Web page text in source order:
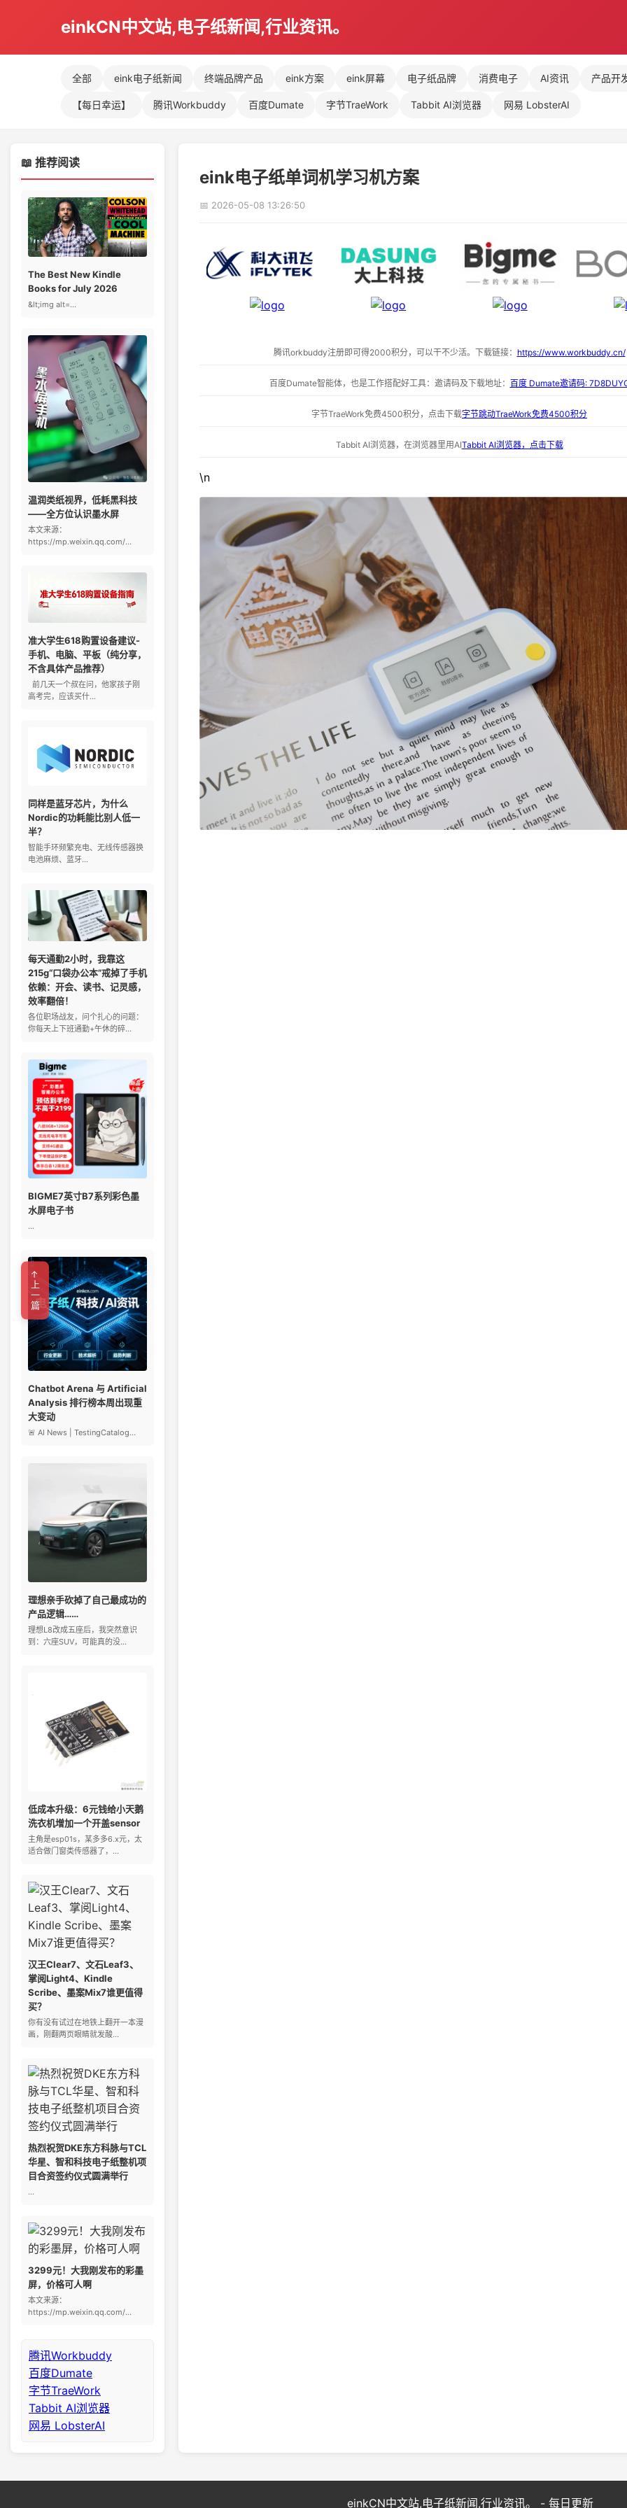
einkCN中文站,电子纸新闻,行业资讯。
全部 eink电子纸新闻 终端品牌产品 eink方案 eink屏幕 电子纸品牌 消费电子 AI资讯 产品开
【每日幸运】 腾讯Workbuddy 百度Dumate 字节TraeWork Tabbit AI浏览器 网易 LobsterAI
📖 推荐阅读
The Best New Kindle
Books for July 2026
&lt;img alt=...
温润类纸视界，低耗黑科技
——全方位认识墨水屏
本文来源：
https://mp.weixin.qq.com/...
准大学生618购置设备建议-
手机、电脑、平板（纯分享，
不含具体产品推荐）
前几天一个叔在问，他家孩子刚
高考完，应该买什...
同样是蓝牙芯片，为什么
Nordic的功耗能比别人低一
半？
智能手环频繁充电、无线传感器换
电池麻烦、蓝牙...
每天通勤2小时，我靠这
215g“口袋办公本”戒掉了手机
依赖：开会、读书、记灵感，
效率翻倍！
各位职场战友，问个扎心的问题：
你每天上下班通勤+午休的碎...
BIGME7英寸B7系列彩色墨
水屏电子书
...
Chatbot Arena 与 Artificial
Analysis 排行榜本周出现重
大变动
🚨 AI News | TestingCatalog...
理想亲手砍掉了自己最成功的
产品逻辑……
理想L8改成五座后，我突然意识
到：六座SUV，可能真的没...
低成本升级：6元钱给小天鹅
洗衣机增加一个开盖sensor
主角是esp01s，某多多6.x元，太
适合做门窗类传感器了，...
汉王Clear7、文石Leaf3、
掌阅Light4、Kindle
Scribe、墨案Mix7谁更值得
买？
你有没有试过在地铁上翻开一本漫
画，刚翻两页眼睛就发酸...
热烈祝贺DKE东方科脉与TCL
华星、智和科技电子纸整机项
目合资签约仪式圆满举行
...
3299元！大我刚发布的彩墨
屏，价格可人啊
本文来源：
https://mp.weixin.qq.com/...
腾讯Workbuddy
百度Dumate
字节TraeWork
Tabbit AI浏览器
网易 LobsterAI
eink电子纸单词机学习机方案
📅 2026-05-08 13:26:50
腾讯orkbuddy注册即可得2000积分，可以干不少活。下载链接： https://www.workbuddy.cn/
百度Dumate智能体，也是工作搭配好工具：邀请码及下载地址： 百度 Dumate邀请码:
字节TraeWork免费4500积分，点击下载字节跳动TraeWork免费4500积分
Tabbit AI浏览器，在浏览器里用AITabbit AI浏览器，点击下载
\n
einkCN中文站,电子纸新闻,行业资讯。 - 每日更新
←上一篇